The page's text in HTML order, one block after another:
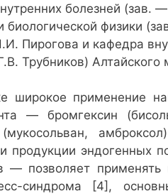
болезней (зав.
биологической физики
Пирогова и кафедра
Трубников) Алтайского
широкое применение
— бромгексин
продукции эндогенных
— позволяет
синдрома [4],